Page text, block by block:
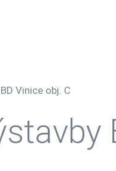
Vinice obj. C